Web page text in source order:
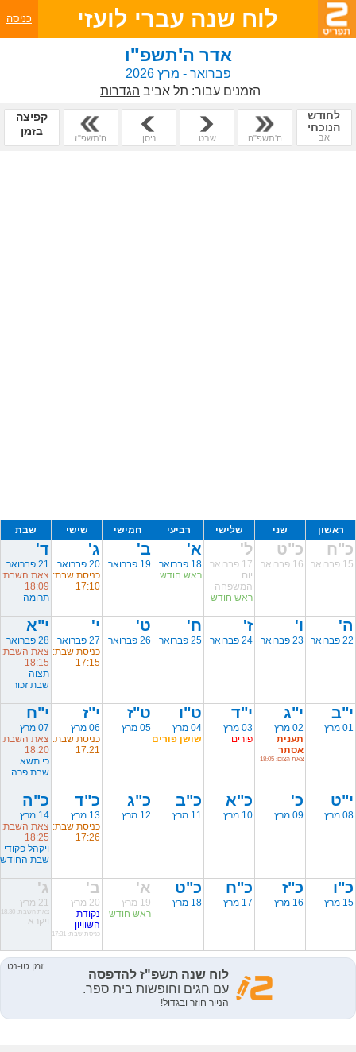
לוח שנה עברי לועזי כניסה
אדר ה'תשפ"ו
פברואר - מרץ 2026
הזמנים עבור: תל אביב הגדרות
לחודש
הנוכחי
אב ה'תשפ"ה שבט ניסן ה'תשפ"ז
קפיצה
בזמן
ראשון שני שלישי רביעי חמישי שישי שבת
כ"ח
15 פברואר
כ"ט
16 פברואר
ל'
17 פברואר
יום
המשפחה
ראש חודש
א'
18 פברואר
ראש חודש
ב'
19 פברואר
ג'
20 פברואר
כניסת שבת:
17:10
ד'
21 פברואר
צאת השבת:
18:09
תרומה
ה'
22 פברואר
ו'
23 פברואר
ז'
24 פברואר
ח'
25 פברואר
ט'
26 פברואר
י'
27 פברואר
כניסת שבת:
17:15
י"א
28 פברואר
צאת השבת:
18:15
תצוה
שבת זכור
י"ב
01 מרץ
י"ג
02 מרץ
תענית
אסתר
צאת הצום: 18:05
י"ד
03 מרץ
פורים
ט"ו
04 מרץ
שושן פורים
ט"ז
05 מרץ
י"ז
06 מרץ
כניסת שבת:
17:21
י"ח
07 מרץ
צאת השבת:
18:20
כי תשא
שבת פרה
י"ט
08 מרץ
כ'
09 מרץ
כ"א
10 מרץ
כ"ב
11 מרץ
כ"ג
12 מרץ
כ"ד
13 מרץ
כניסת שבת:
17:26
כ"ה
14 מרץ
צאת השבת:
18:25
ויקהל פקודי
שבת החודש
כ"ו
15 מרץ
כ"ז
16 מרץ
כ"ח
17 מרץ
כ"ט
18 מרץ
א'
19 מרץ
ראש חודש
ב'
20 מרץ
נקודת
השוויון
כניסת שבת: 17:31
ג'
21 מרץ
צאת השבת: 18:30
ויקרא